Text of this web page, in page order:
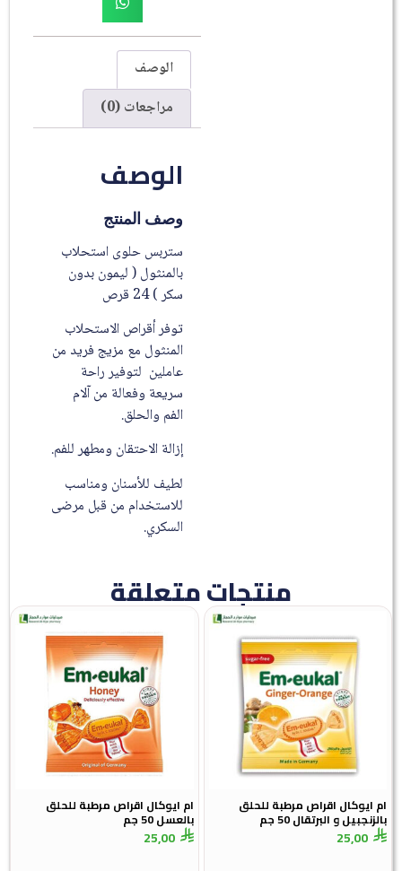
الوصف
مراجعات (0)
الوصف
وصف المنتج
ستربس حلوى استحلاب
بالمنثول ( ليمون بدون
سكر ) 24 قرص
توفر أقراص الاستحلاب
المنثول مع مزيج فريد من
عاملين لتوفير راحة
سريعة وفعالة من آلام
الفم والحلق.
إزالة الاحتقان ومطهر للفم.
لطيف للأسنان ومناسب
للاستخدام من قبل مرضى
السكري.
منتجات متعلقة
ام ايوكال اقراص مرطبة للحلق
بالزنجبيل و البرتقال 50 جم
25,00
ام ايوكال اقراص مرطبة للحلق
بالعسل 50 جم
25,00